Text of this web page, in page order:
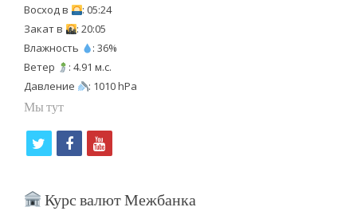
Восход в
: 05:24
Закат в
: 20:05
Влажность
: 36%
Ветер
: 4.91 м.с.
Давление
: 1010 hPa
Мы тут
i
f
c
y
u
Курс валют Межбанка